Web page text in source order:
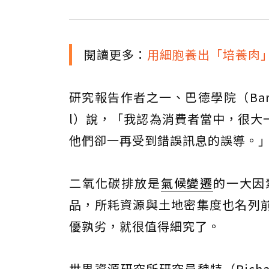
閱讀更多： 用細胞養出「培養肉
研究報告作者之一、巴德學院（
l）說，「我認為消費者當中，很
他們卻一再受到錯誤訊息的誤導。
二氧化碳排放是氣候變遷的一大
品，所耗資源與土地密集度也名列
優孰劣，就很值得細究了。